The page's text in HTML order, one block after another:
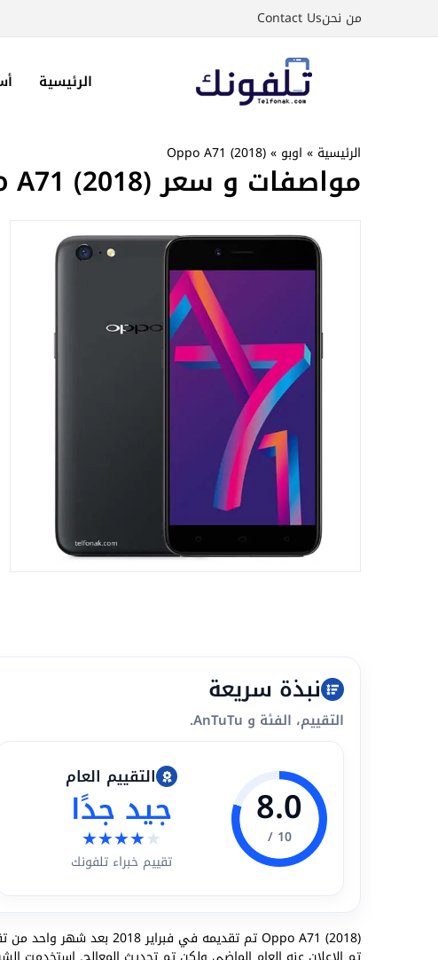
من نحنContact Us
الرئيسية
الرئيسية » اوبو »
Oppo A71 (2018)
مواصفات و سعر Oppo A71 (2018)
نبذة سريعة
التقييم، الفئة و AnTuTu.
8.0
10 /
التقييم العام
جيد جدًا
★★★★★
تقييم خبراء تلفونك
Oppo A71 (2018) تم تقديمه في فبراير 2018 بعد شهر واحد من تقديم